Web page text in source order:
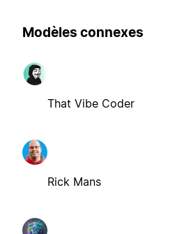
Modèles connexes
That Vibe Coder
Rick Mans